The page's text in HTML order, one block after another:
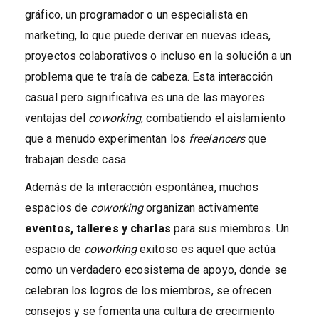
gráfico, un programador o un especialista en
marketing, lo que puede derivar en nuevas ideas,
proyectos colaborativos o incluso en la solución a un
problema que te traía de cabeza. Esta interacción
casual pero significativa es una de las mayores
ventajas del coworking, combatiendo el aislamiento
que a menudo experimentan los freelancersque
trabajan desde casa.
Además de la interacción espontánea, muchos
espacios de coworkingorganizan activamente
eventos, talleres y charlas para sus miembros. Un
espacio de coworkingexitoso es aquel que actúa
como un verdadero ecosistema de apoyo, donde se
celebran los logros de los miembros, se ofrecen
consejos y se fomenta una cultura de crecimiento